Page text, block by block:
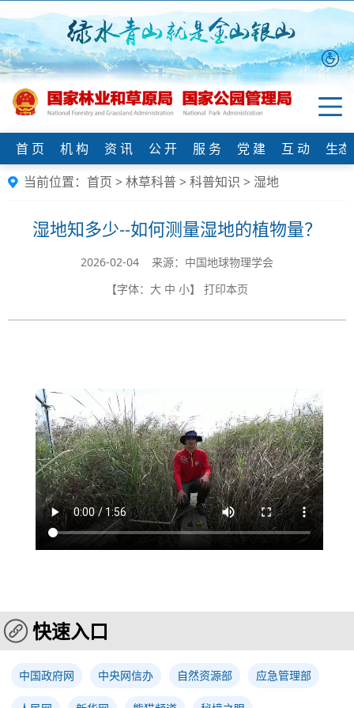
首 页 机 构 资 讯 公 开 服 务 党 建 互 动
生
当前位置： 首页 >林草科普>科普知识 > 湿地
湿地知多少--如何测量湿地的植物量？
2026-02-04 来源：中国地球物理学会
【字体： 大 中 小】 打印本页
快速入口
中国政府网 中央网信办 自然资源部 应急管理部